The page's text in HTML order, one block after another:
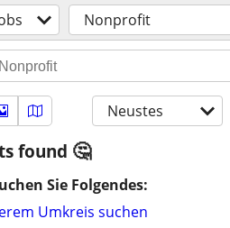
Nonprofit
Neustes
found
Sie Folgendes:
Umkreis suchen